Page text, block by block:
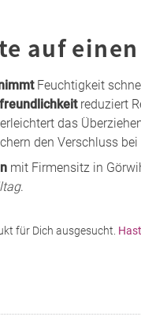
auf
Feuchtigkeit
reduziert
erleichtert das
den Verschluss
mit Firmensitz in
.
für Dich ausgesucht.